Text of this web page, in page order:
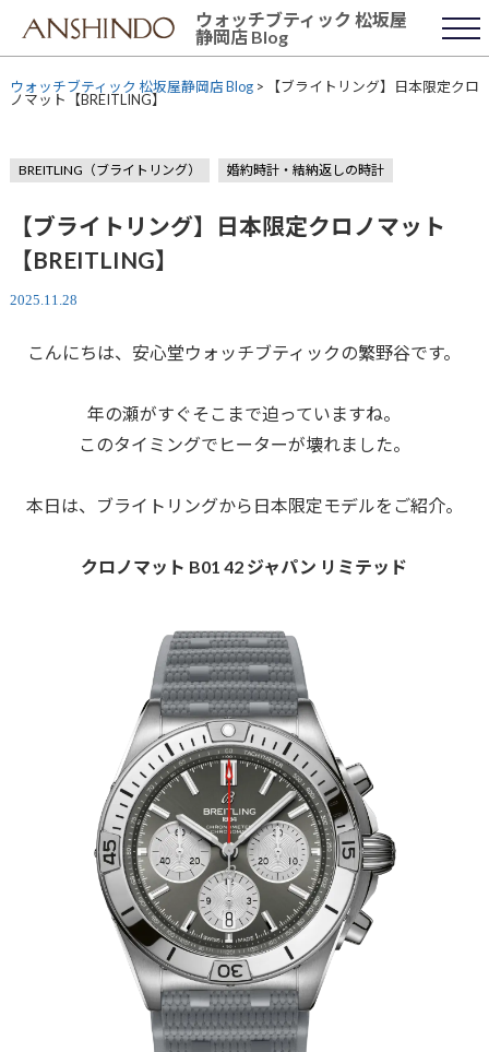
content
ウォッチブティック 松坂屋
静岡店 Blog
ウォッチブティック 松坂屋静岡店 Blog> 【ブライトリング】日本限定クロ
ノマット【BREITLING】
BREITLING（ブライトリング） 婚約時計・結納返しの時計
【ブライトリング】日本限定クロノマット
【BREITLING】
2025.11.28
こんにちは、安心堂ウォッチブティックの繁野谷です。
年の瀬がすぐそこまで迫っていますね。
このタイミングでヒーターが壊れました。
本日は、ブライトリングから日本限定モデルをご紹介。
クロノマット B01 42 ジャパン リミテッド